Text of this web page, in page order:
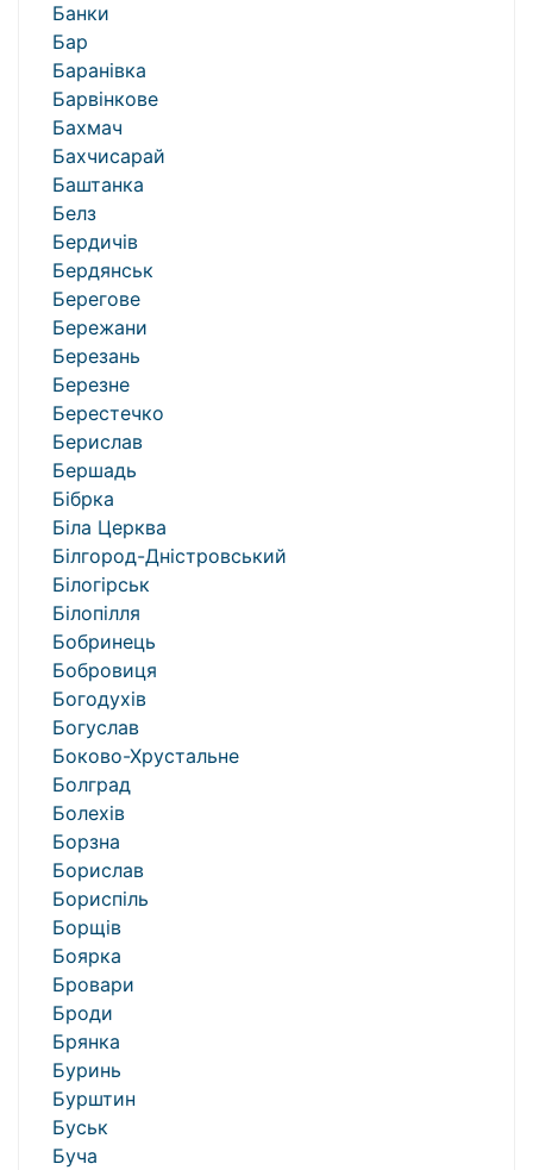
Банки
Бар
Баранівка
Барвінкове
Бахмач
Бахчисарай
Баштанка
Белз
Бердичів
Бердянськ
Берегове
Бережани
Березань
Березне
Берестечко
Берислав
Бершадь
Бібрка
Біла Церква
Білгород-Дністровський
Білогірськ
Білопілля
Бобринець
Бобровиця
Богодухів
Богуслав
Боково-Хрустальне
Болград
Болехів
Борзна
Борислав
Бориспіль
Борщів
Боярка
Бровари
Броди
Брянка
Буринь
Бурштин
Буськ
Буча